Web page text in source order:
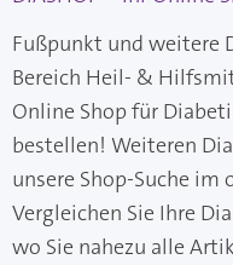
Fußpunkt und weitere
Bereich Heil- &
Online Shop für
bestellen! Weiteren
unsere Shop-Suche im
Vergleichen Sie Ihre
wo Sie nahezu alle